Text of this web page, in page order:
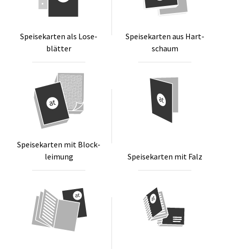
Spei­se­kar­ten als Lo­se­
blät­ter
Spei­se­kar­ten aus Hart­
schaum
Spei­se­kar­ten mit Block­
lei­mung
Spei­se­kar­ten mit Falz